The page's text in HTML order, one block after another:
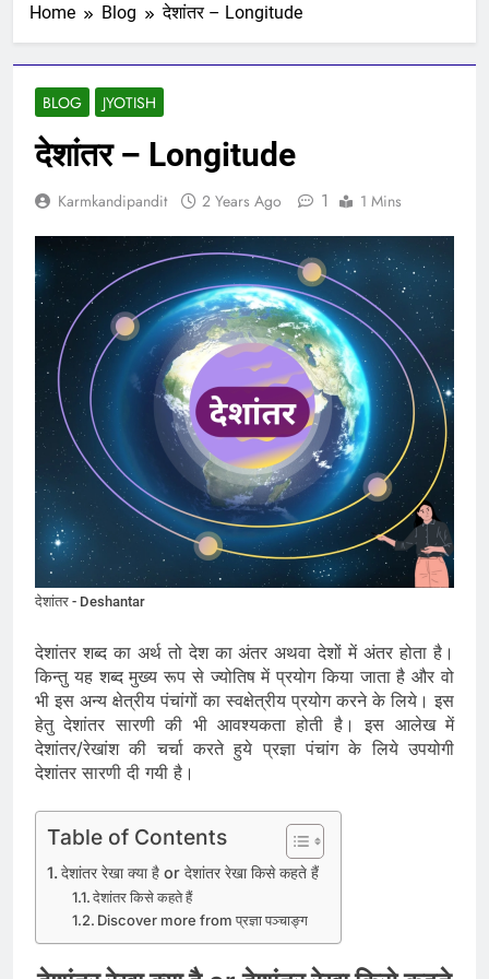
Home Blog देशांतर – Longitude
BLOG JYOTISH
देशांतर – Longitude
Karmkandipandit 2 Years Ago 1 1 Mins
देशांतर - Deshantar
देशांतर शब्द का अर्थ तो देश का अंतर अथवा देशों में अंतर होता है।
किन्तु यह शब्द मुख्य रूप से ज्योतिष में प्रयोग किया जाता है और वो
भी इस अन्य क्षेत्रीय पंचांगों का स्वक्षेत्रीय प्रयोग करने के लिये। इस
हेतु देशांतर सारणी की भी आवश्यकता होती है। इस आलेख में
देशांतर/रेखांश की चर्चा करते हुये प्रज्ञा पंचांग के लिये उपयोगी
देशांतर सारणी दी गयी है।
Table of Contents
देशांतर रेखा क्या है or देशांतर रेखा किसे कहते हैं
देशांतर किसे कहते हैं
Discover more from प्रज्ञा पञ्चाङ्ग